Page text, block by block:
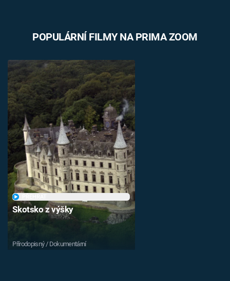
POPULÁRNÍ FILMY NA PRIMA ZOOM
Skotsko z výšky
Přírodopisný / Dokumentární